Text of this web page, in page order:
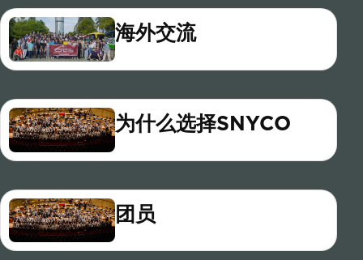
海外交流
为什么选择SNYCO
团员